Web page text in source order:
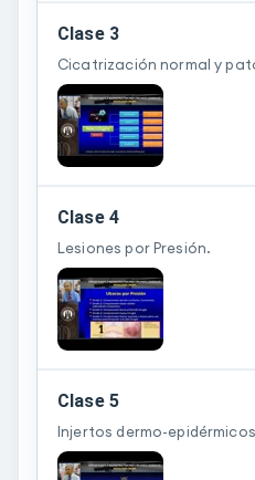
Clase 3
Cicatrización normal y
Clase 4
Lesiones por Presión.
Clase 5
Injertos dermo-